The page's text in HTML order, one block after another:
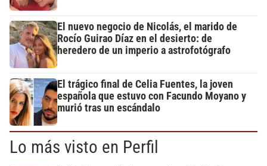
El nuevo negocio de Nicolás, el marido de
Rocío Guirao Díaz en el desierto: de
heredero de un imperio a astrofotógrafo
El trágico final de Celia Fuentes, la joven
española que estuvo con Facundo Moyano y
murió tras un escándalo
Lo más visto en Perfil